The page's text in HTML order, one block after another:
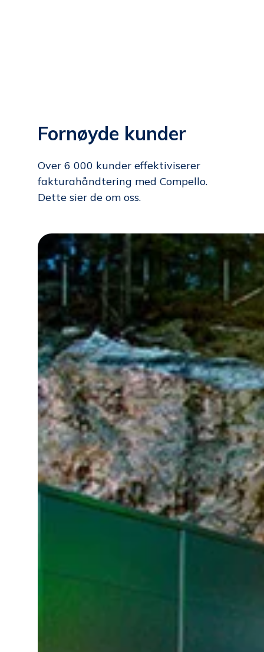
Fornøyde kunder
Over 6 000 kunder effektiviserer
faktura­håndtering med Compello.
Dette sier de om oss.